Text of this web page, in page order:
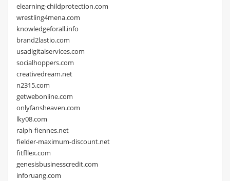
elearning-childprotection.com
wrestling4mena.com
knowledgeforall.info
brand2lastio.com
usadigitalservices.com
socialhoppers.com
creativedream.net
n2315.com
getwebonline.com
onlyfansheaven.com
lky08.com
ralph-fiennes.net
fielder-maximum-discount.net
fitfllex.com
genesisbusinesscredit.com
inforuang.com